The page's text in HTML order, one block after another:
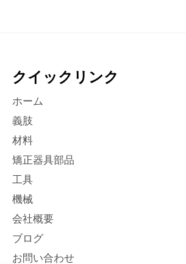
クイックリンク
ホーム
義肢
材料
矯正器具部品
工具
機械
会社概要
ブログ
お問い合わせ